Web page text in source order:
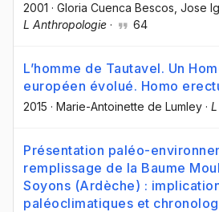
2001 · Gloria Cuenca Bescos , Jose
L Anthropologie · 64
L’homme de Tautavel. Un
européen évolué. Homo
2015 · Marie-Antoinette de Lumley ·
Présentation paléo-
remplissage de la Baume
Soyons (Ardèche) :
paléoclimatiques et